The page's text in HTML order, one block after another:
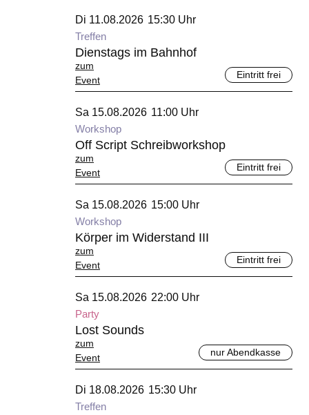
August 2026
Di 11.08.2026 15:30 Uhr
Treffen
Eintritt frei
Dienstags im Bahnhof
zum
Event
August 2026
Sa 15.08.2026 11:00 Uhr
Workshop
Eintritt frei
Off Script Schreibworkshop
zum
Event
August 2026
Sa 15.08.2026 15:00 Uhr
Workshop
Eintritt frei
Körper im Widerstand III
zum
Event
August 2026
Sa 15.08.2026 22:00 Uhr
Party
nur Abendkasse
Lost Sounds
zum
Event
August 2026
Di 18.08.2026 15:30 Uhr
Treffen